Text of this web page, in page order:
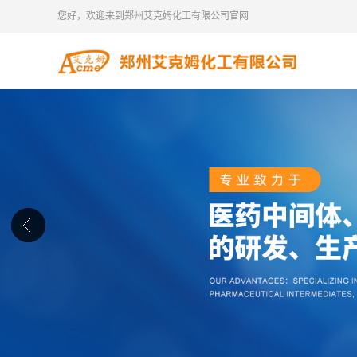
您好，欢迎来到郑州艾克姆化工有限公司官网